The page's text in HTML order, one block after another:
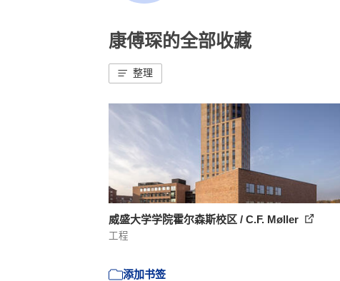
康傅琛的全部收藏
整理
威盛大学学院霍尔森斯校区 / C.F. Møller
工程
添加书签